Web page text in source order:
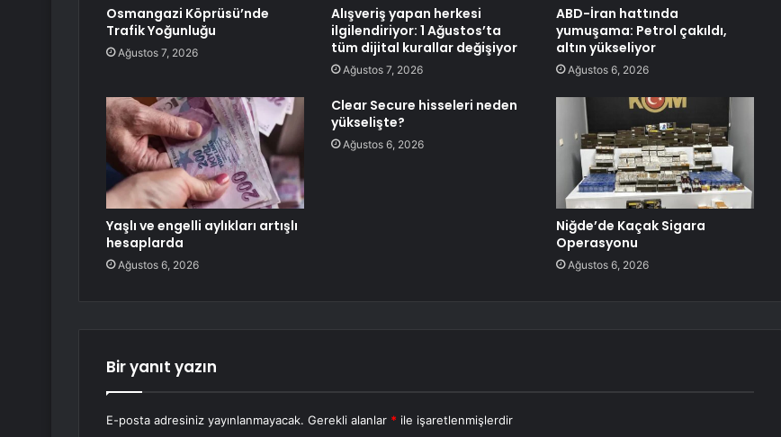
Osmangazi Köprüsü’nde
Trafik Yoğunluğu
Ağustos 7, 2026
Alışveriş yapan herkesi
ilgilendiriyor: 1 Ağustos’ta
tüm dijital kurallar değişiyor
Ağustos 7, 2026
ABD-İran hattında
yumuşama: Petrol çakıldı,
altın yükseliyor
Ağustos 6, 2026
Yaşlı ve engelli aylıkları artışlı
hesaplarda
Ağustos 6, 2026
Clear Secure hisseleri neden
yükselişte?
Ağustos 6, 2026
Niğde’de Kaçak Sigara
Operasyonu
Ağustos 6, 2026
Bir yanıt yazın
E-posta adresiniz yayınlanmayacak. Gerekli alanlar * ile işaretlenmişlerdir